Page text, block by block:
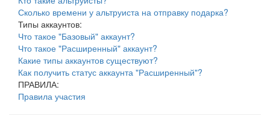
Сколько времени у альтруиста на отправку подарка?
Типы аккаунтов:
Что такое "Базовый" аккаунт?
Что такое "Расширенный" аккаунт?
Какие типы аккаунтов существуют?
Как получить статус аккаунта "Расширенный"?
ПРАВИЛА:
Правила участия